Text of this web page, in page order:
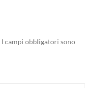
I campi obbligatori sono